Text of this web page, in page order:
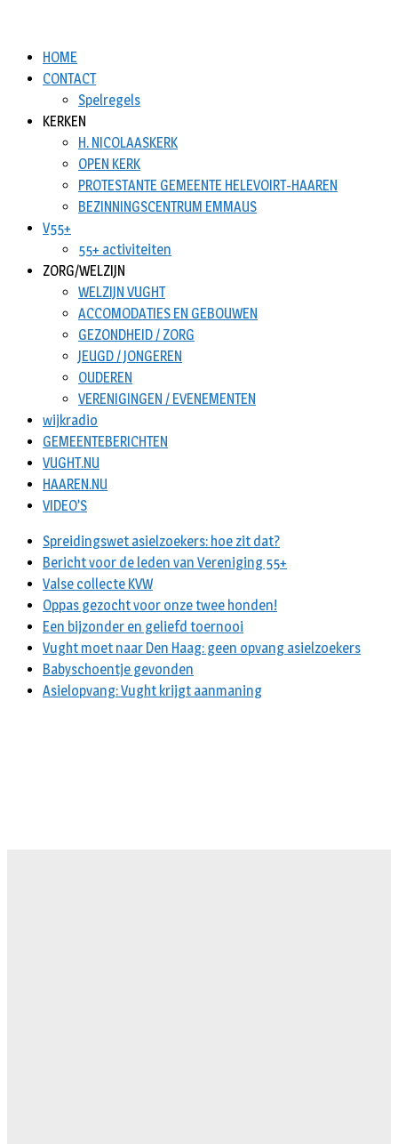
HOME
CONTACT
Spelregels
KERKEN
H. NICOLAASKERK
OPEN KERK
PROTESTANTE GEMEENTE HELEVOIRT-HAAREN
BEZINNINGSCENTRUM EMMAUS
V55+
55+ activiteiten
ZORG/WELZIJN
WELZIJN VUGHT
ACCOMODATIES EN GEBOUWEN
GEZONDHEID / ZORG
JEUGD / JONGEREN
OUDEREN
VERENIGINGEN / EVENEMENTEN
wijkradio
GEMEENTEBERICHTEN
VUGHT.NU
HAAREN.NU
VIDEO’S
Spreidingswet asielzoekers: hoe zit dat?
Bericht voor de leden van Vereniging 55+
Valse collecte KVW
Oppas gezocht voor onze twee honden!
Een bijzonder en geliefd toernooi
Vught moet naar Den Haag: geen opvang asielzoekers
Babyschoentje gevonden
Asielopvang: Vught krijgt aanmaning